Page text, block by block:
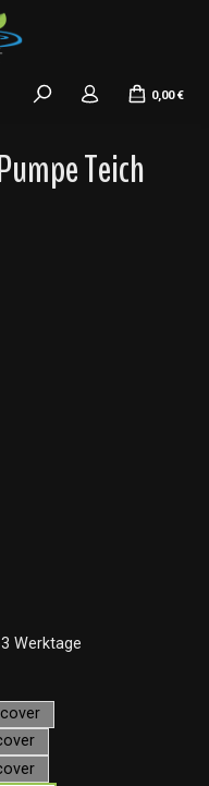
0,00 €
Teich
Werktage